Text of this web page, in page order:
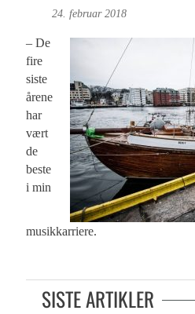
24. februar 2018
– De
fire
siste
årene
har
vært
de
beste
i min
musikkarriere.
SISTE ARTIKLER